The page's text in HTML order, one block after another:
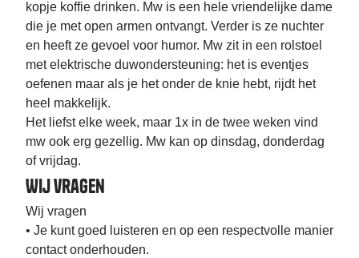
kopje koffie drinken. Mw is een hele vriendelijke dame
die je met open armen ontvangt. Verder is ze nuchter
en heeft ze gevoel voor humor. Mw zit in een rolstoel
met elektrische duwondersteuning: het is eventjes
oefenen maar als je het onder de knie hebt, rijdt het
heel makkelijk.
Het liefst elke week, maar 1x in de twee weken vind
mw ook erg gezellig. Mw kan op dinsdag, donderdag
of vrijdag.
Wij vragen
Wij vragen
• Je kunt goed luisteren en op een respectvolle manier
contact onderhouden.